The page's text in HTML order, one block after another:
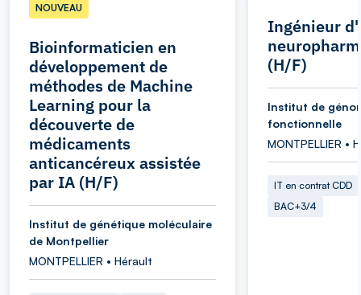
Bioinformaticien en
développement de
méthodes de Machine
Learning pour la
découverte de
médicaments
anticancéreux assistée
par IA (H/F)
NOUVEAU
Institut de génétique moléculaire
de Montpellier
MONTPELLIER • Hérault
Ingénieur
(H/F)
Institut de
fonctionnelle
MONTPELLIER •
IT en contrat CDD
BAC+3/4